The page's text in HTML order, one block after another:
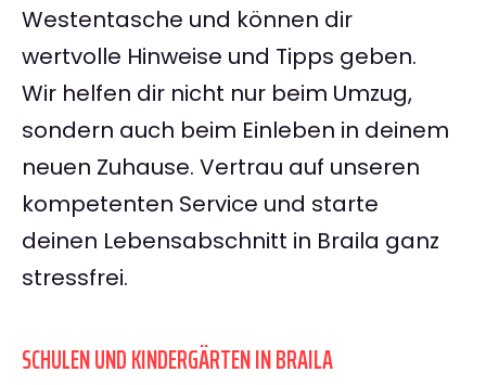
Westentasche und können dir
wertvolle Hinweise und Tipps geben.
Wir helfen dir nicht nur beim Umzug,
sondern auch beim Einleben in deinem
neuen Zuhause. Vertrau auf unseren
kompetenten Service und starte
deinen Lebensabschnitt in Braila ganz
stressfrei.
SCHULEN UND KINDERGÄRTEN IN BRAILA